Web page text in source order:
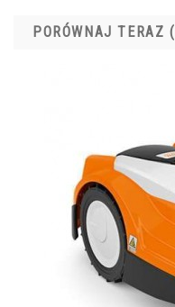
PORÓWNAJ TERAZ (